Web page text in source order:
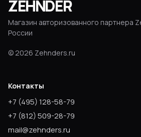
ZEHNDER
Магазин авторизованного партнера
России
© 2026 Zehnders.ru
Контакты
+7 (495) 128-58-79
+7 (812) 509-28-79
mail@zehnders.ru